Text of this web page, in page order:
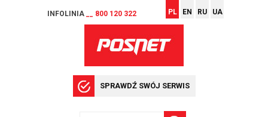
INFOLINIA __ 800 120 322 PL EN RU UA
SPRAWDŹ SWÓJ SERWIS